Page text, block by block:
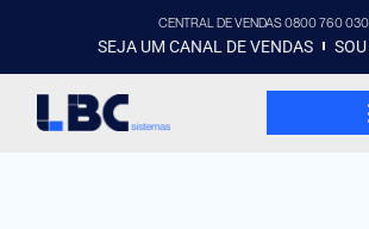
CENTRAL DE VENDAS 0800 760
SEJA UM CANAL DE VENDAS